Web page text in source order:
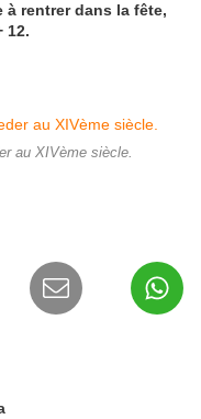
rentrer dans la fête,
12.
au XIVème siècle.